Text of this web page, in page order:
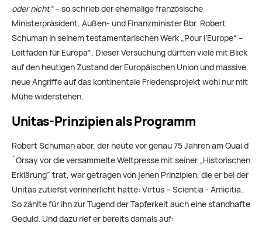
oder nicht“– so schrieb der ehemalige französische
Ministerpräsident, Außen- und Finanzminister Bbr. Robert
Schuman in seinem testamentarischen Werk „Pour l’Europe“ –
Leitfaden für Europa“. Dieser Versuchung dürften viele mit Blick
auf den heutigen Zustand der Europäischen Union und massive
neue Angriffe auf das kontinentale Friedensprojekt wohl nur mit
Mühe widerstehen.
Unitas-Prinzipien als Programm
Robert Schumanaber, der heute vor genau 75 Jahren am Quai d
´Orsay vor die versammelte Weltpresse mit seiner „Historischen
Erklärung” trat, war getragen von jenen Prinzipien, die er bei der
Unitas zutiefst verinnerlicht hatte: Virtus – Scientia - Amicitia.
So zählte für ihn zur Tugend der Tapferkeit auch eine standhafte
Geduld. Und dazu rief er bereits damals auf: